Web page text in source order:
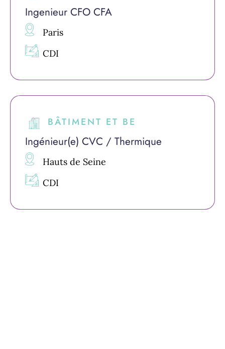
Ingenieur CFO CFA
Paris
CDI
BÂTIMENT ET BE
Ingénieur(e) CVC / Thermique
Hauts de Seine
CDI